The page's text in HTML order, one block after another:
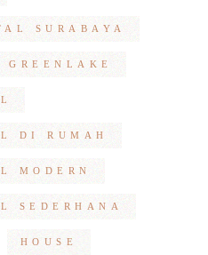
SURABAYA
DI RUMAH
MODERN
SEDERHANA
HOUSE